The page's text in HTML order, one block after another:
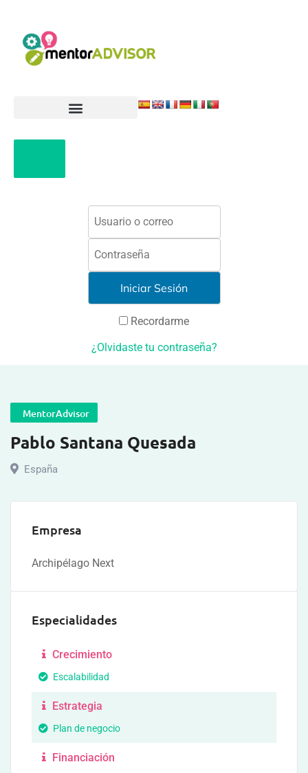
Recordarme
¿Olvidaste tu contraseña?
MentorAdvisor
Pablo Santana Quesada
España
Empresa
Archipélago Next
Especialidades
Crecimiento
Escalabilidad
Estrategia
Plan de negocio
Financiación